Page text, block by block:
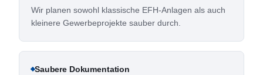
Wir planen sowohl klassische EFH-Anlagen als auch
kleinere Gewerbeprojekte sauber durch.
Saubere Dokumentation